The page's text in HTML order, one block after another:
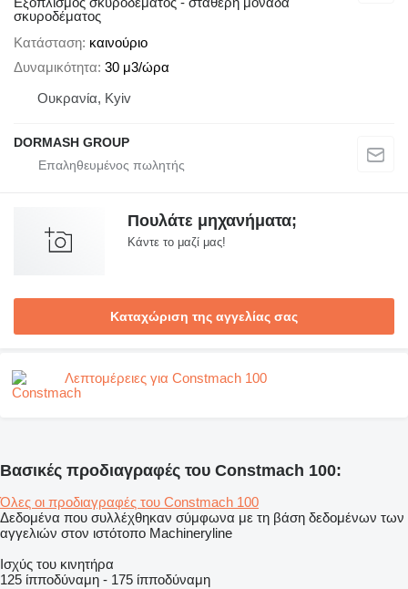
σκυροδέματος
Κατάσταση καινούριο
Δυναμικότητα 30 μ3/ώρα
Ουκρανία, Kyiv
DORMASH GROUP
Πουλάτε μηχανήματα;
Κάντε το μαζί μας!
Καταχώριση της αγγελίας σας
Λεπτομέρειες για Constmach 100
Βασικές προδιαγραφές του Constmach 100:
Όλες οι προδιαγραφές του Constmach 100
Δεδομένα που συλλέχθηκαν σύμφωνα με τη βάση δεδομένων των
αγγελιών στον ιστότοπο Machineryline
Ισχύς του κινητήρα
125 ίπποδύναμη - 175 ίπποδύναμη